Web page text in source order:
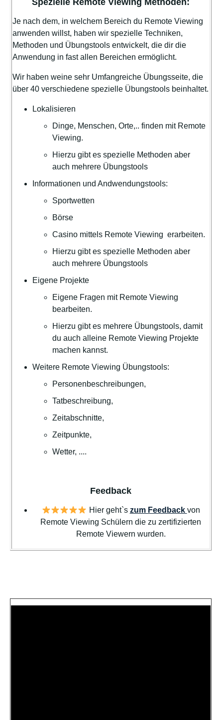
Je nach dem, in welchem Bereich du Remote Viewing
anwenden willst, haben wir spezielle Techniken,
Methoden und Übungstools entwickelt, die dir die
Anwendung in fast allen Bereichen ermöglicht.
Wir haben weine sehr Umfangreiche Übungsseite, die
über 40 verschiedene spezielle Übungstools beinhaltet.
Lokalisieren
Dinge, Menschen, Orte,.. finden mit Remote
Viewing.
Hierzu gibt es spezielle Methoden aber
auch mehrere Übungstools
Informationen und Andwendungstools:
Sportwetten
Börse
Casino mittels Remote Viewing erarbeiten.
Hierzu gibt es spezielle Methoden aber
auch mehrere Übungstools
Eigene Projekte
Eigene Fragen mit Remote Viewing
bearbeiten.
Hierzu gibt es mehrere Übungstools, damit
du auch alleine Remote Viewing Projekte
machen kannst.
Weitere Remote Viewing Übungstools:
Personenbeschreibungen,
Tatbeschreibung,
Zeitabschnitte,
Zeitpunkte,
Wetter, ....
Feedback
Hier geht`s zum Feedback von
Remote Viewing Schülern die zu zertifizierten
Remote Viewern wurden.